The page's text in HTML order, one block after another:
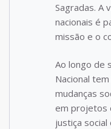
Sagradas. A
nacionais é
missão e o
Ao longo de
Nacional
mudanças
em projetos
justiça